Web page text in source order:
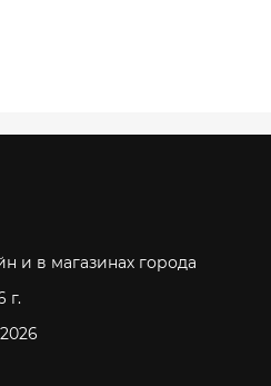
и в магазинах города
г.